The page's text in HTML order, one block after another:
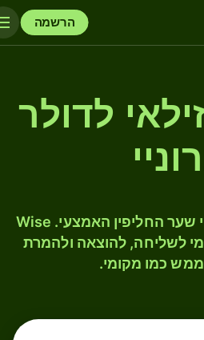
הרשמה
לדולר
המירו BRL ל- BND לפי שער החליפין האמצעי. Wise
לשליחה, להוצאה ולהמרת
כמו מקומי.